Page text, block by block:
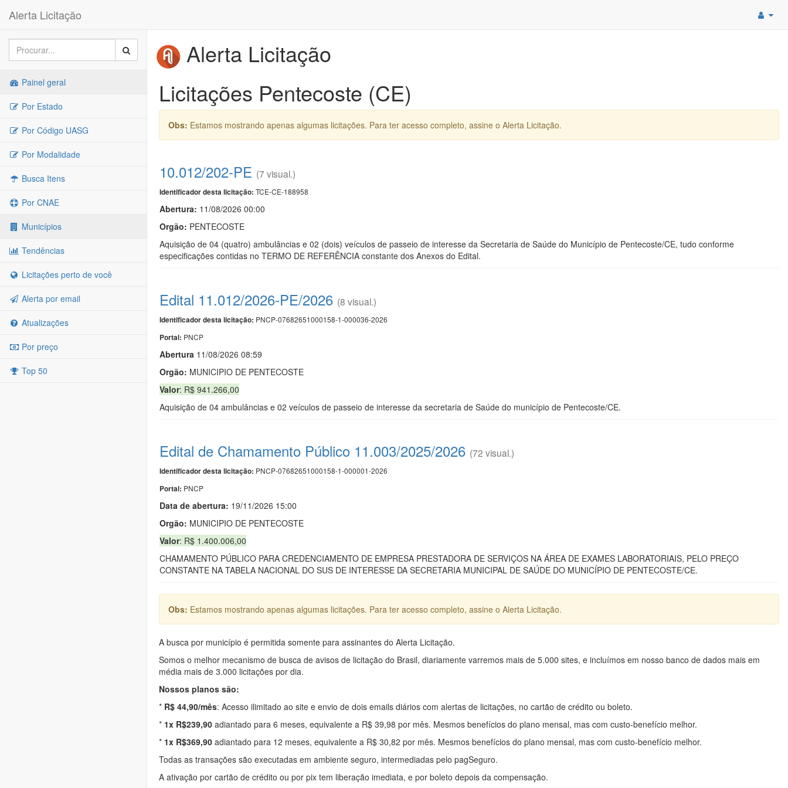
Alerta Licitação
Painel geral
Por Estado
Por Código UASG
Por Modalidade
Busca Itens
Por CNAE
Municípios
Tendências
Licitações perto de você
Alerta por email
Atualizações
Por preço
Top 50
Alerta Licitação
Licitações Pentecoste (CE)
Obs: Estamos mostrando apenas algumas licitações. Para ter acesso completo, assine o Alerta Licitação.
10.012/202-PE (7 visual.)
Identificador desta licitação: TCE-CE-188958
Abertura: 11/08/2026 00:00
Orgão: PENTECOSTE
Aquisição de 04 (quatro) ambulâncias e 02 (dois) veículos de passeio de interesse da Secretaria de Saúde do Município de Pentecoste/CE, tudo conforme
especificações contidas no TERMO DE REFERÊNCIA constante dos Anexos do Edital.
Edital 11.012/2026-PE/2026 (8 visual.)
Identificador desta licitação: PNCP-07682651000158-1-000036-2026
Portal: PNCP
Abertura 11/08/2026 08:59
Orgão: MUNICIPIO DE PENTECOSTE
Valor: R$ 941.266,00
Aquisição de 04 ambulâncias e 02 veículos de passeio de interesse da secretaria de Saúde do município de Pentecoste/CE.
Edital de Chamamento Público 11.003/2025/2026 (72 visual.)
Identificador desta licitação: PNCP-07682651000158-1-000001-2026
Portal: PNCP
Data de abertura: 19/11/2026 15:00
Orgão: MUNICIPIO DE PENTECOSTE
Valor: R$ 1.400.006,00
CHAMAMENTO PÚBLICO PARA CREDENCIAMENTO DE EMPRESA PRESTADORA DE SERVIÇOS NA ÁREA DE EXAMES LABORATORIAIS, PELO PREÇO
CONSTANTE NA TABELA NACIONAL DO SUS DE INTERESSE DA SECRETARIA MUNICIPAL DE SAÚDE DO MUNICÍPIO DE PENTECOSTE/CE.
Obs: Estamos mostrando apenas algumas licitações. Para ter acesso completo, assine o Alerta Licitação.
A busca por município é permitida somente para assinantes do Alerta Licitação.
Somos o melhor mecanismo de busca de avisos de licitação do Brasil, diariamente varremos mais de 5.000 sites, e incluímos em nosso banco de dados mais em
média mais de 3.000 licitações por dia.
Nossos planos são:
* R$ 44,90/mês: Acesso ilimitado ao site e envio de dois emails diários com alertas de licitações, no cartão de crédito ou boleto.
* 1x R$239,90 adiantado para 6 meses, equivalente a R$ 39,98 por mês. Mesmos benefícios do plano mensal, mas com custo-benefício melhor.
* 1x R$369,90 adiantado para 12 meses, equivalente a R$ 30,82 por mês. Mesmos benefícios do plano mensal, mas com custo-benefício melhor.
Todas as transações são executadas em ambiente seguro, intermediadas pelo pagSeguro.
A ativação por cartão de crédito ou por pix tem liberação imediata, e por boleto depois da compensação.